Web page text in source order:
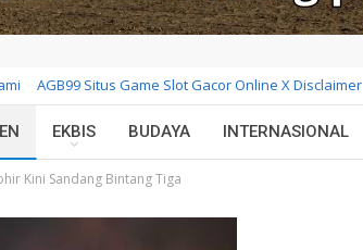
AGB99 Situs Game Slot Gacor Online X Disclaimer
EKBIS BUDAYA INTERNASIONAL
Kini Sandang Bintang Tiga